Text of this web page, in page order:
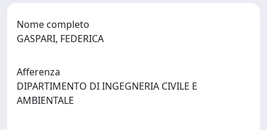
Nome completo
GASPARI, FEDERICA
Afferenza
DIPARTIMENTO DI INGEGNERIA CIVILE E
AMBIENTALE